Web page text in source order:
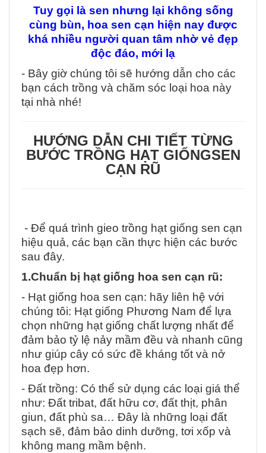
Tuy gọi là sen nhưng lại không sống
cùng bùn, hoa sen cạn hiện nay được
khá nhiều người quan tâm nhờ vẻ đẹp
độc đáo, mới lạ
- Bây giờ chúng tôi sẽ hướng dẫn cho các
bạn cách trồng và chăm sóc loại hoa này
tại nhà nhé!
HƯỚNG DẪN CHI TIẾT TỪNG
BƯỚC TRỒNG HẠT GIỐNGSEN
CẠN RŨ
- Để quá trình gieo trồng hạt giống sen cạn
hiệu quả, các bạn cần thực hiện các bước
sau đây.
1.Chuẩn bị hạt giống hoa sen cạn rũ:
- Hạt giống hoa sen cạn: hãy liên hệ với
chúng tôi: Hạt giống Phương Nam để lựa
chọn những hạt giống chất lượng nhất để
đảm bảo tỷ lệ nảy mầm đều và nhanh cũng
như giúp cây có sức đề kháng tốt và nở
hoa đẹp hơn.
- Đất trồng: Có thể sử dụng các loại giá thể
như: Đất tribat, đất hữu cơ, đất thịt, phân
giun, đất phù sa… Đây là những loại đất
sạch sẽ, đảm bảo dinh dưỡng, tơi xốp và
không mang mầm bệnh.